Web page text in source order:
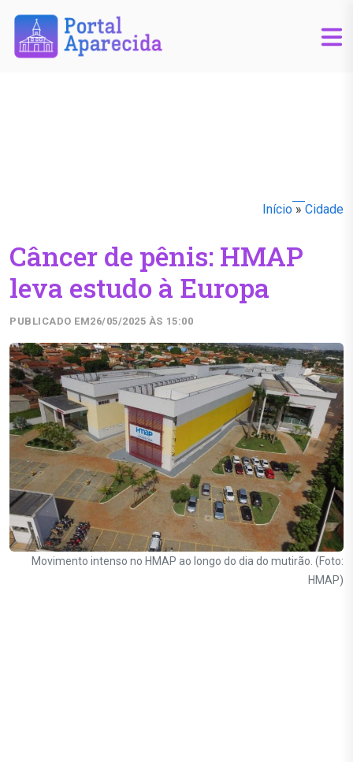
Início » Cidade
Câncer de pênis: HMAP
leva estudo à Europa
PUBLICADO EM26/05/2025 ÀS 15:00
Movimento intenso no HMAP ao longo do dia do mutirão. (Foto:
HMAP)